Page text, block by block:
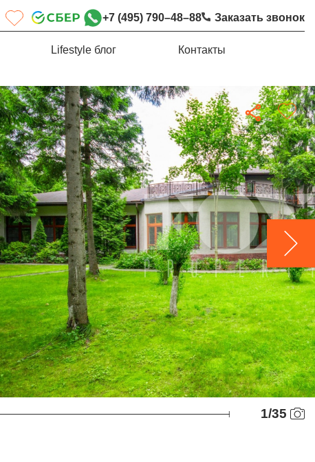
+7 (495) 790–48–88 Заказать звонок
Lifestyle блог Контакты
1/35